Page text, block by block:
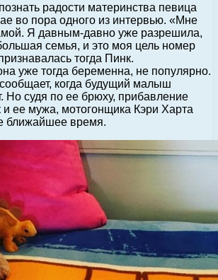
радости материнства певица
во пора одного из интервью. «Мне
Я давным-давно уже разрешила,
семья, и это моя цель номер
тогда Пинк.
уже тогда беременна, не популярно.
когда будущий малыш
Но судя по ее брюху, прибавление
и ее мужа, мотогонщика Кэри Харта
ближайшее время.